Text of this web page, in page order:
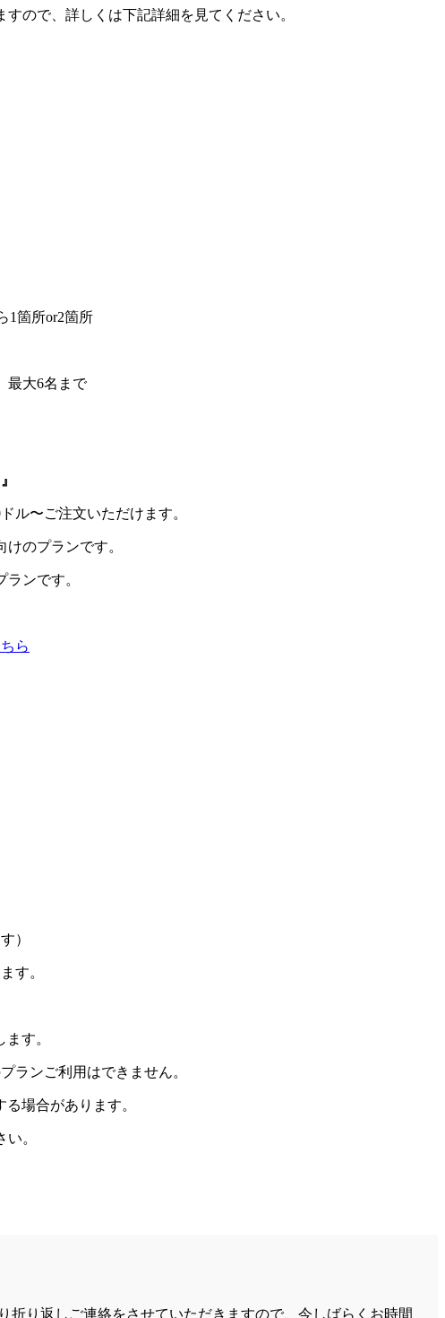
ので、詳しくは下記詳細を見てください。
1箇所or2箇所
最大6名まで
ル〜ご注文いただけます。
のプランです。
ンです。
ら
）
す。
す。
ランご利用はできません。
場合があります。
。
り返しご連絡をさせていただきますので、今しばらくお時間